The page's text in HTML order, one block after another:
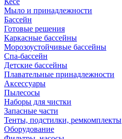
Мыло и принадлежности
Бассейн
Готовые решения
Каркасные бассейны
Морозоустойчивые бассейны
Спа-бассейн
Детские бассейны
Плавательные принадлежности
Аксессуары
Пылесосы
Наборы для чистки
Запасные части
Тенты, подстилки, ремкомплекты
Оборудование